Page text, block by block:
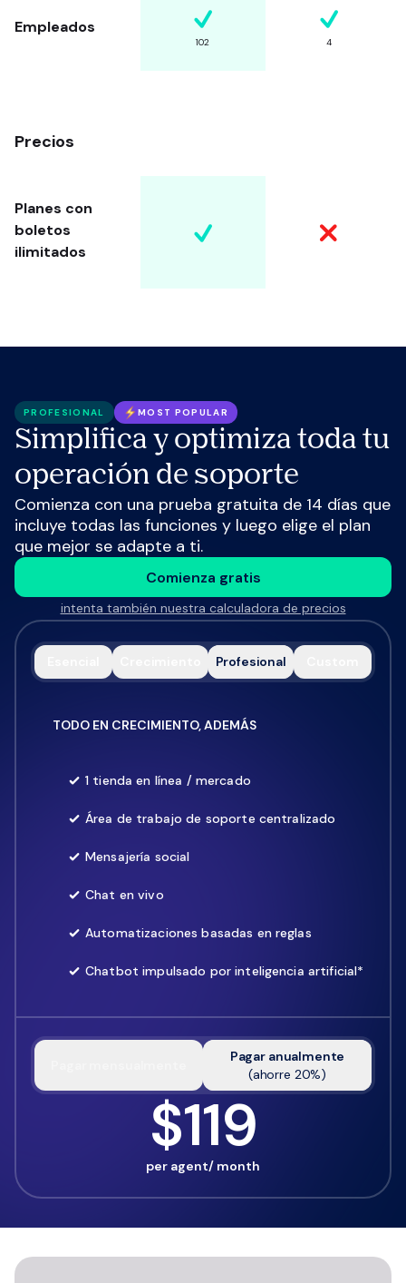
Empleados
102 4
Precios
Planes con
boletos
ilimitados
PROFESIONAL MOST POPULAR
Simplifica y optimiza toda tu
operación de soporte
Comienza con una prueba gratuita de 14 días que
incluye todas las funciones y luego elige el plan
que mejor se adapte a ti.
Comienza gratis
intenta también nuestra calculadora de precios
Profesional
TODO EN CRECIMIENTO, ADEMÁS
1 tienda en línea / mercado
Área de trabajo de soporte centralizado
Mensajería social
Chat en vivo
Automatizaciones basadas en reglas
Chatbot impulsado por inteligencia artificial*
Pagar anualmente
(ahorre 20%)
$119
per agent/ month